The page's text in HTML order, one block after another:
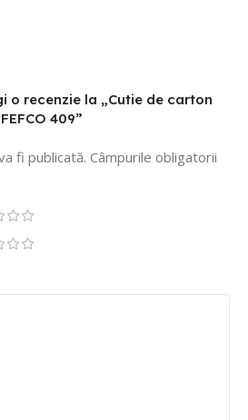
o recenzie la „Cutie de carton
409”
fi publicată. Câmpurile obligatorii